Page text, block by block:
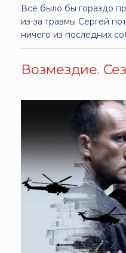
Всё было бы гораздо
из-за травмы Сергей
ничего из последних
Возмездие.